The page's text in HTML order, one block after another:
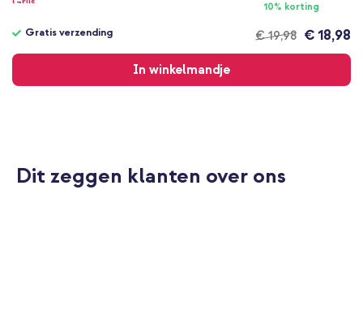
10% korting
€ 19,98
Gratis verzending € 18,98
In winkelmandje
verzending
Dit zeggen klanten over ons